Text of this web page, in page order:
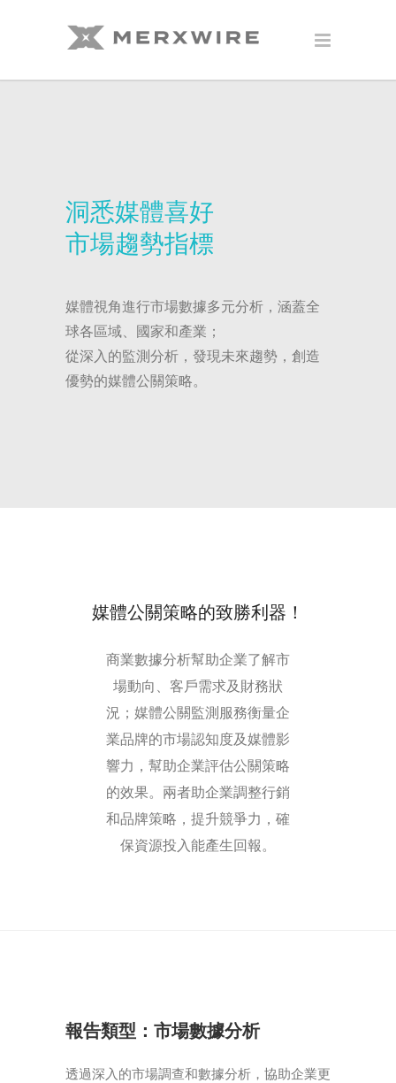
洞悉媒體喜好
市場趨勢指標
媒體視角進行市場數據多元分析，涵蓋全
球各區域、國家和產業；
從深入的監測分析，發現未來趨勢，創造
優勢的媒體公關策略。
媒體公關策略的致勝利器！
商業數據分析幫助企業了解市
場動向、客戶需求及財務狀
況；媒體公關監測服務衡量企
業品牌的市場認知度及媒體影
響力，幫助企業評估公關策略
的效果。兩者助企業調整行銷
和品牌策略，提升競爭力，確
保資源投入能產生回報。
報告類型：市場數據分析
透過深入的市場調查和數據分析，協助企業更